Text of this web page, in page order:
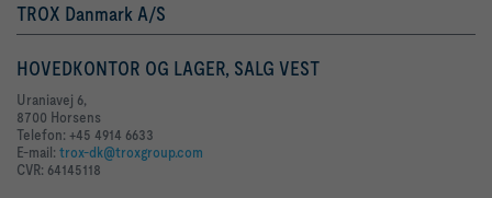
TROX Danmark A/S
HOVEDKONTOR OG LAGER, SALG VEST
Uraniavej 6,
8700 Horsens
Telefon: +45 4914 6633
E-mail: trox-dk@troxgroup.com
CVR: 64145118